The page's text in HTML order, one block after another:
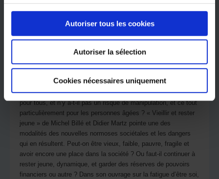
Autoriser tous les cookies
Autoriser la sélection
Cookies nécessaires uniquement
intrusions possibles entre
sphère privée et publique.
de la performance, la
réussite sociale
apparaissent actuellement
règles du jeu social.
L’enjeu est-il accessible
pour tous, et n’y a-t-il pas un risque de manipulation, et ce tout
particulièrement pour les personnes âgées ? « Vieillir et rester
jeune » de Michel Billé et Didier Martz pointe une des
modalités des nouvelles normoses sociétales et les dangers
qui en résultent. Peut-on être vieux, faible, pauvre, fragile et
avoir encore une place dans la société ? Ou faut-il continuer à
rester jeune, dynamique, et garder des réserves de pouvoirs
financiers ou autre ? Dans son ouvrage sur la fatigue d’être soi,